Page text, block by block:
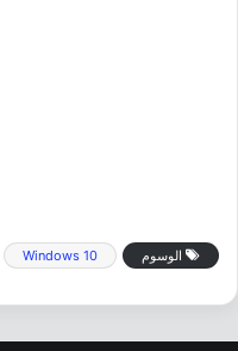
الوسوم Windows 10